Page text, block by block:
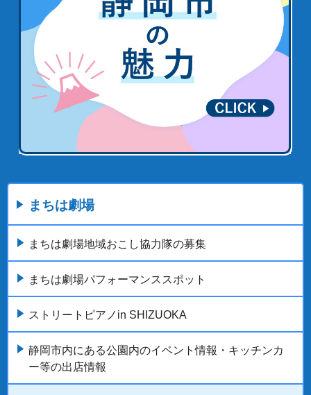
まちは劇場
まちは劇場地域おこし協力隊の募集
まちは劇場パフォーマンススポット
ストリートピアノin SHIZUOKA
静岡市内にある公園内のイベント情報・キッチンカ
ー等の出店情報